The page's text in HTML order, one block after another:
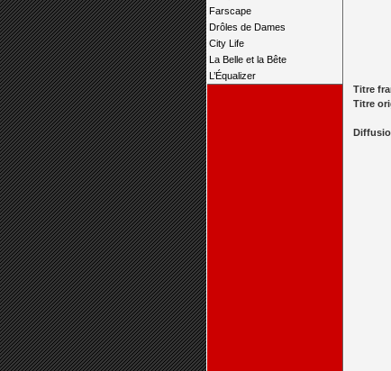
Farscape
Drôles de Dames
City Life
La Belle et la Bête
L’Équalizer
Titre
Titre